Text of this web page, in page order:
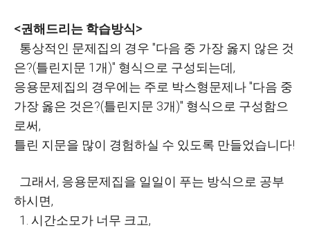
<권해드리는 학습방식>
통상적인 문제집의 경우 "다음 중 가장 옳지 않은 것
은?(틀린지문 1개)" 형식으로 구성되는데,
응용문제집의 경우에는 주로 박스형문제나 "다음 중
가장 옳은 것은?(틀린지문 3개)" 형식으로 구성함으
로써,
틀린 지문을 많이 경험하실 수 있도록 만들었습니다!
그래서, 응용문제집을 일일이 푸는 방식으로 공부
하시면,
1. 시간소모가 너무 크고,